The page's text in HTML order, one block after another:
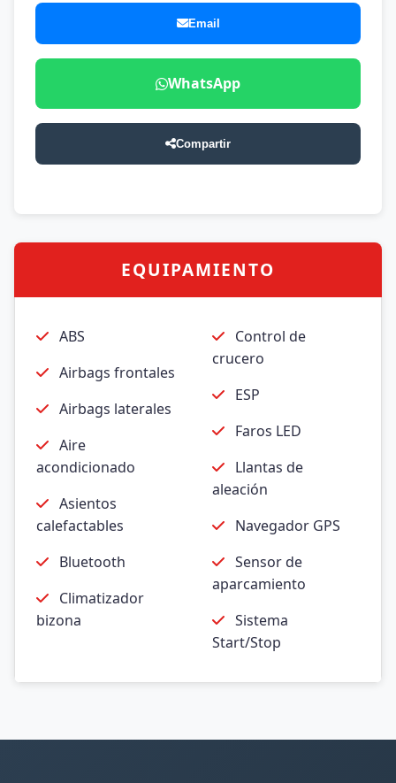
Email
WhatsApp
Compartir
EQUIPAMIENTO
ABS
Airbags frontales
Airbags laterales
acondicionado
calefactables
Bluetooth
bizona
crucero
ESP
Faros LED
aleación
Navegador GPS
aparcamiento
Start/Stop